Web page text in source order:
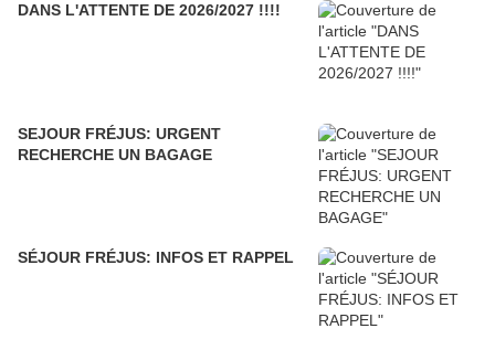
DANS L'ATTENTE DE 2026/2027 !!!!
SEJOUR FRÉJUS: URGENT
RECHERCHE UN BAGAGE
SÉJOUR FRÉJUS: INFOS ET RAPPEL